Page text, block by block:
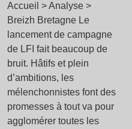
Accueil > Analyse >
Breizh Bretagne Le
lancement de campagne
de LFI fait beaucoup de
bruit. Hâtifs et plein
d’ambitions, les
mélenchonnistes font des
promesses à tout va pour
agglomérer toutes les